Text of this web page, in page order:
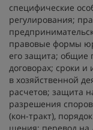
специфические
регулирования;
правовые формы
его защита; общие
договорах; сроки и
в хозяйственной
расчетов; защита
разрешения
(кон-тракт),